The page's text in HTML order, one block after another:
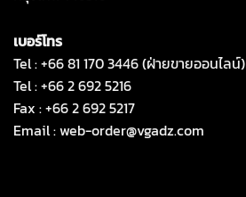
เบอร์โทร
Tel : +66 81 170 3446 (ฝ่ายขายออนไลน์)
Tel : +66 2 692 5216
Fax : +66 2 692 5217
Email :web-order@vgadz.com